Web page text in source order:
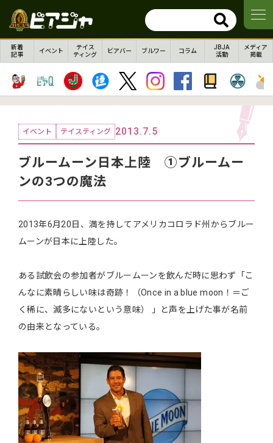
新着
記事
イベント
テイス
ティング
ビアバー ブルワー コラム
JBJA
活動
メディア
掲載
イベント テイスティング 2013.7.5
ブルームーン日本上陸 ①ブルームー
ンの3つの魔法
2013年6月20日、満を持してアメリカコロラド州からブルー
ムーンが日本に上陸した。
ある試飲会の参加者がブルームーンを飲んだ時に思わず「こ
んなに素晴らしい味は奇跡！（Once in a blue moon！＝ご
く稀に、滅多にないという意味） 」と声を上げた事が名前
の由来となっている。